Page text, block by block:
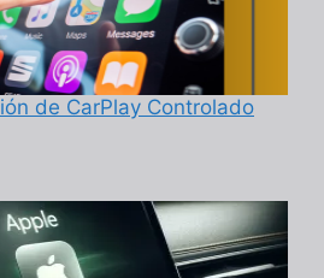
de CarPlay Controlado